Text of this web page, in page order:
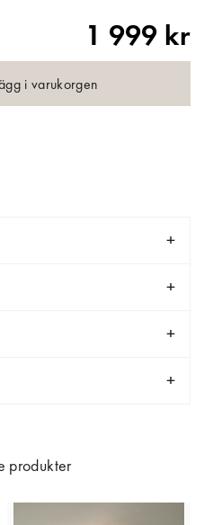
1 999 kr
i varukorgen
produkter